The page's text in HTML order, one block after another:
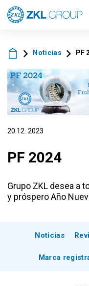
Noticias PF
20.12. 2023
PF 2024
Grupo ZKL desea a
y próspero Año
Noticias
Marca